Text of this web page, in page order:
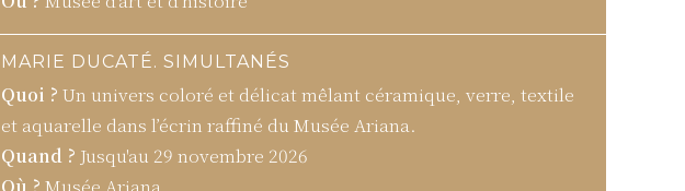
MARIE DUCATÉ. SIMULTANÉS
Quoi ?Un univers coloré et délicat mêlant céramique, verre, textile
et aquarelle dans l’écrin raffiné du Musée Ariana.
Quand ?Jusqu'au 29 novembre 2026
Où ?Musée Ariana